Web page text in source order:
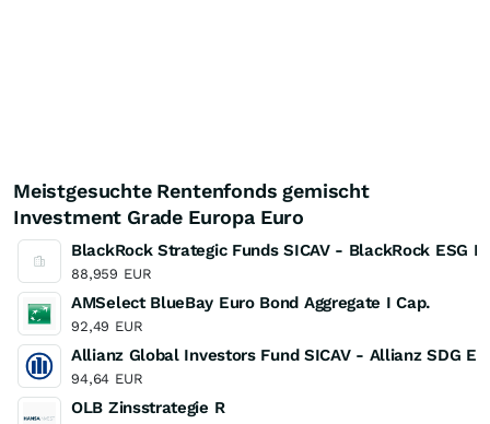
Meistgesuchte Rentenfonds gemischt
Investment Grade Europa Euro
BlackRock Strategic Funds SICAV - BlackRock ESG
88,959 EUR
AMSelect BlueBay Euro Bond Aggregate I Cap.
92,49 EUR
Allianz Global Investors Fund SICAV - Allianz SDG
94,64 EUR
OLB Zinsstrategie R